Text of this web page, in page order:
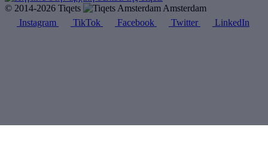
© 2014-2026 Tiqets
Amsterdam
Instagram
TikTok Facebook Twitter LinkedIn